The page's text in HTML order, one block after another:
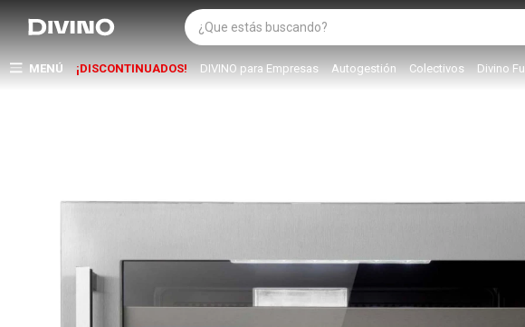
MENÚ ¡DISCONTINUADOS! DIVINO para Empresas Autogestión Colectivos Divino Full